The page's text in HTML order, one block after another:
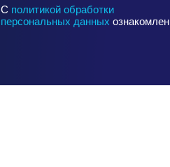
C политикой обработки
персональных данных ознакомлен